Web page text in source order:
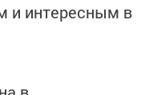
и интересным в